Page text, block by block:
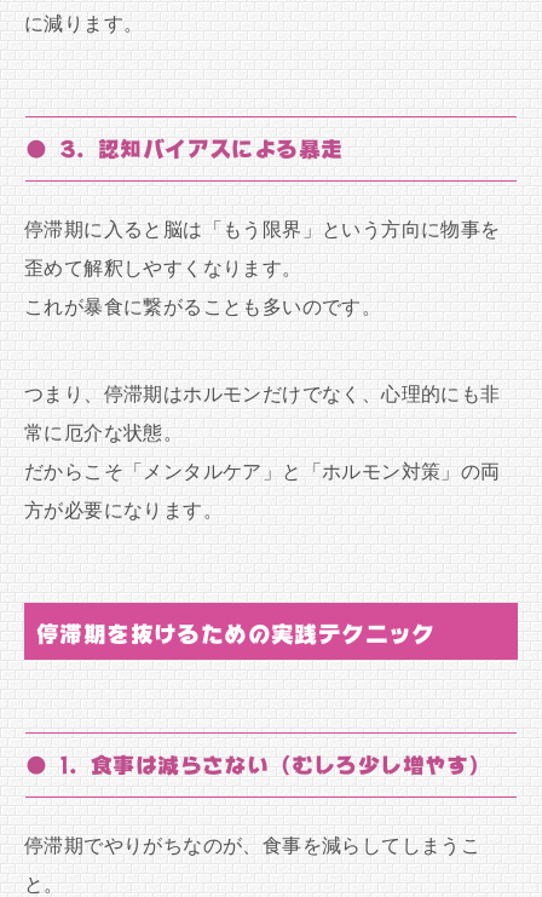
に減ります。
● 3. 認知バイアスによる暴走
停滞期に入ると脳は「もう限界」という方向に物事を
歪めて解釈しやすくなります。
これが暴食に繋がることも多いのです。
つまり、停滞期はホルモンだけでなく、心理的にも非
常に厄介な状態。
だからこそ「メンタルケア」と「ホルモン対策」の両
方が必要になります。
停滞期を抜けるための実践テクニック
● 1. 食事は減らさない（むしろ少し増やす）
停滞期でやりがちなのが、食事を減らしてしまうこ
と。